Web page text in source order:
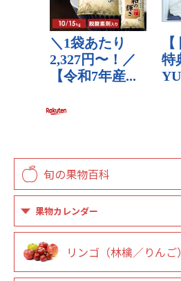
旬の果物百科
果物カレンダー
リンゴ（林檎／りんご）